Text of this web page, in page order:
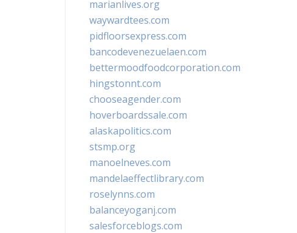
marianlives.org
waywardtees.com
pidfloorsexpress.com
bancodevenezuelaen.com
bettermoodfoodcorporation.com
hingstonnt.com
chooseagender.com
hoverboardssale.com
alaskapolitics.com
stsmp.org
manoelneves.com
mandelaeffectlibrary.com
roselynns.com
balanceyoganj.com
salesforceblogs.com